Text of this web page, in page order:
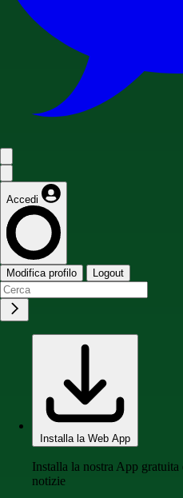
Accedi
Modifica profilo Logout
Installa la Web App
Installa la nostra App
notizie